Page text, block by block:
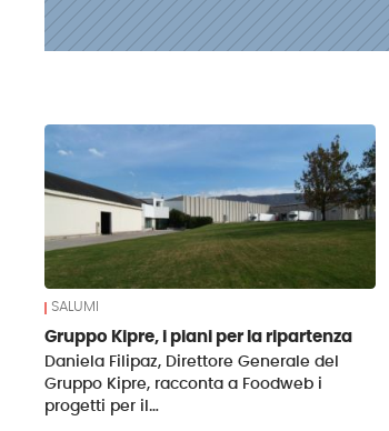
News
SALUMI
Gruppo Kipre, i piani per la ripartenza
Daniela Filipaz, Direttore Generale del
Gruppo Kipre, racconta a Foodweb i
progetti per il…